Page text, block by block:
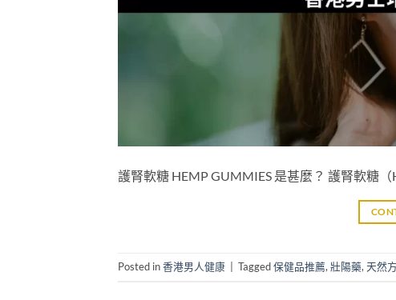
護腎軟糖 HEMP GUMMIES 是甚麼？ 護腎軟糖
Posted in香港男人健康 Tagged保健品推薦, 壯陽藥, 天然